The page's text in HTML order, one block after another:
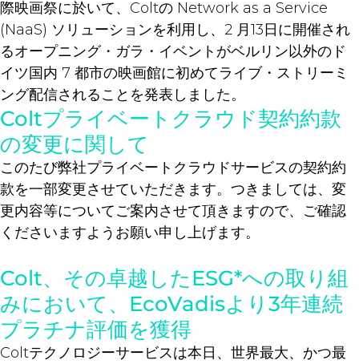
際映画祭に於いて、Coltの Network as a Service
(NaaS) ソリューションを利用し、2 月13日に開催され
るオープニング・ガラ・イベントがベルリン以外のド
イツ国内 7 都市の映画館に初めてライブ・ストリーミ
ング配信されることを発表しました。
Coltプライベートクラウド契約約款
の変更に関して
このたび弊社プライベートクラウドサービスの契約約
款を一部変更させていただきます。つきましては、変
更内容等についてご案内させて頂きますので、ご確認
くださいますようお願い申し上げます。
Colt、その卓越したESG*への取り組
みにおいて、EcoVadisより3年連続
プラチナ評価を獲得
Coltテクノロジーサービスは本日、世界最大、かつ最